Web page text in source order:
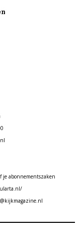
je abonnementszaken